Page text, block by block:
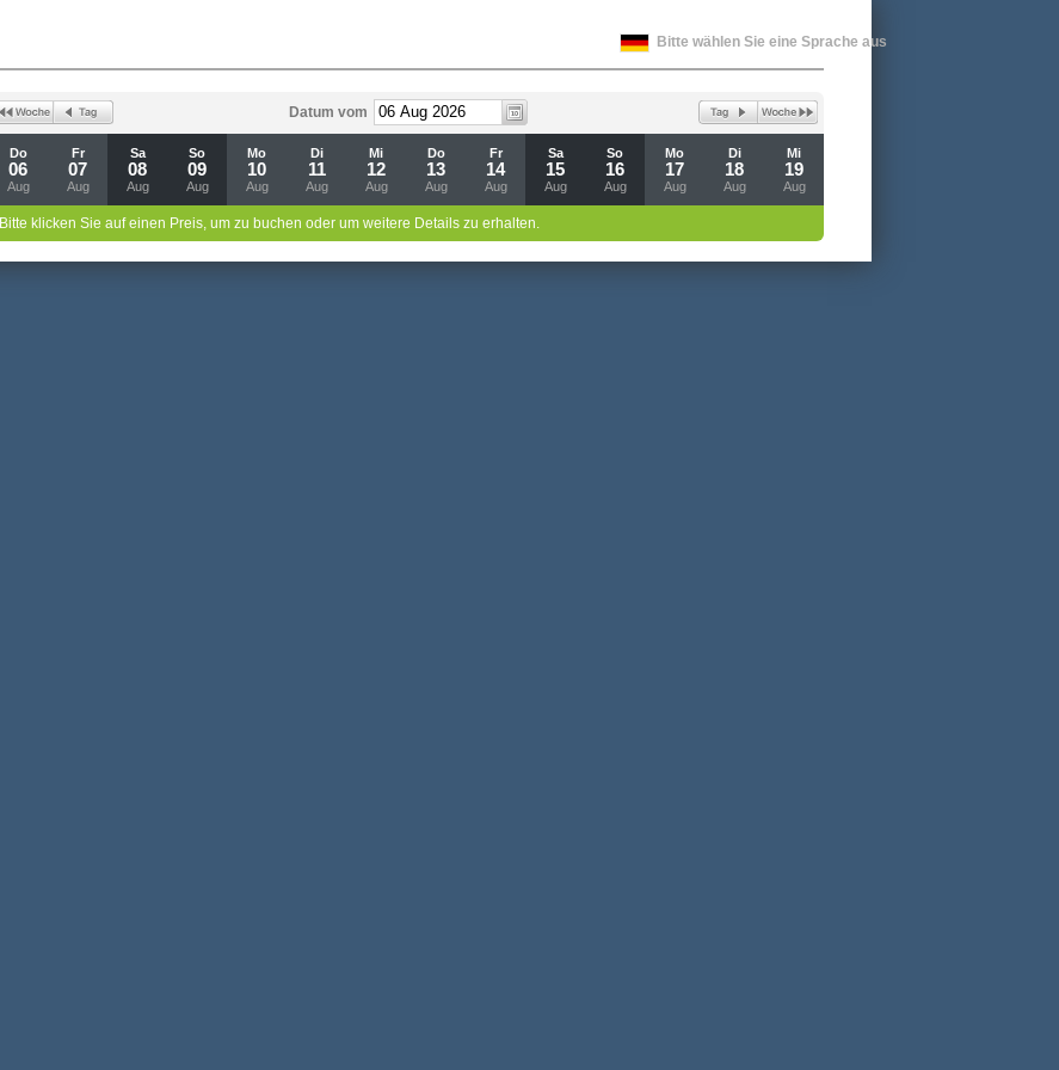
Bitte wählen Sie eine Sprache aus
Datum vom
Do
06
Aug
Fr
07
Aug
Sa
08
Aug
So
09
Aug
Mo
10
Aug
Di
11
Aug
Mi
12
Aug
Do
13
Aug
Fr
14
Aug
Sa
15
Aug
So
16
Aug
Mo
17
Aug
Di
18
Aug
Mi
19
Aug
Bitte klicken Sie auf einen Preis, um zu buchen oder um weitere Details zu erhalten.